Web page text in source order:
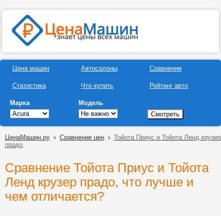
Цена машин
Статистика
Автосалоны
Что купить
Сравнение
Рейтинг авто
Марка Модель
ЦенаМашин.ру › Сравнение цен › Тойота Приус и Тойота Ленд крузер
прадо
Сравнение Тойота Приус и Тойота
Ленд крузер прадо, что лучше и
чем отличается?